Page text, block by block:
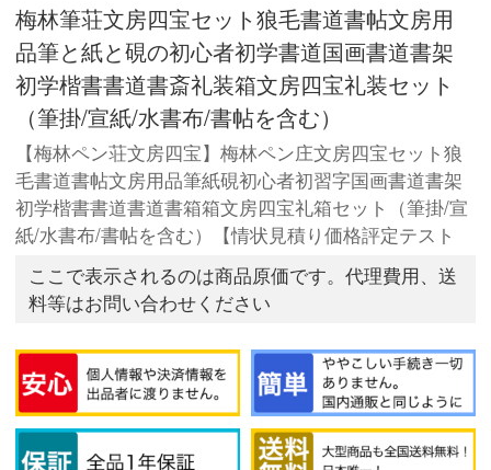
梅林筆荘文房四宝セット狼毛書道書帖文房用
品筆と紙と硯の初心者初学書道国画書道書架
初学楷書書道書斎礼装箱文房四宝礼装セット
（筆掛/宣紙/水書布/書帖を含む）
【梅林ペン荘文房四宝】梅林ペン庄文房四宝セット狼
毛書道書帖文房用品筆紙硯初心者初習字国画書道書架
初学楷書書道書道書箱箱文房四宝礼箱セット（筆掛/宣
紙/水書布/書帖を含む）【情状見積り価格評定テスト
ここで表示されるのは商品原価です。代理費用、送
料等はお問い合わせください